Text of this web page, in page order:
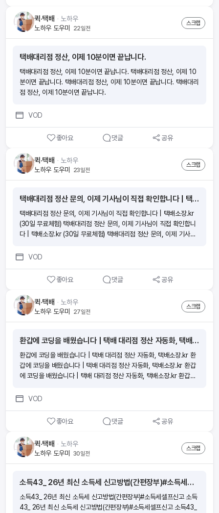
퀵·택배 ᆞ 노하우
노하우 도우미
22일전
스크랩
택배대리점 정산, 이제 10분이면 끝납니다.
택배대리점 정산, 이제 10분이면 끝납니다. 택배대리점 정산, 이제 10
분이면 끝납니다. 택배대리점 정산, 이제 10분이면 끝납니다. 택배대리
점 정산, 이제 10분이면 끝납니다.
VOD
좋아요 댓글 공유
퀵·택배 ᆞ 노하우
노하우 도우미
23일전
스크랩
택배대리점 정산 문의, 이제 기사님이 직접 확인합니다 | 택배소장.kr (30일 무료체험)
택배대리점 정산 문의, 이제 기사님이 직접 확인합니다 | 택배소장.kr
(30일 무료체험) 택배대리점 정산 문의, 이제 기사님이 직접 확인합니
다 | 택배소장.kr (30일 무료체험) 택배대리점 정산 문의, 이제 기사님
문의, 이제 기사님이 직접 확인합니다 | 택배소장.kr (30일 무료체험)
VOD
좋아요 댓글 공유
퀵·택배 ᆞ 노하우
노하우 도우미
27일전
스크랩
환갑에 코딩을 배웠습니다 | 택배 대리점 정산 자동화, 택배소장.kr
환갑에 코딩을 배웠습니다 | 택배 대리점 정산 자동화, 택배소장.kr 환
갑에 코딩을 배웠습니다 | 택배 대리점 정산 자동화, 택배소장.kr 환갑
에 코딩을 배웠습니다 | 택배 대리점 정산 자동화, 택배소장.kr 환갑에
VOD
좋아요 댓글 공유
퀵·택배 ᆞ 노하우
노하우 도우미 30일전
스크랩
소득43_ 26년 최신 소득세 신고방법(간편장부)#소득세셀프신고
소득43_ 26년 최신 소득세 신고방법(간편장부)#소득세셀프신고 소득
43_ 26년 최신 소득세 신고방법(간편장부)#소득세셀프신고 소득43_